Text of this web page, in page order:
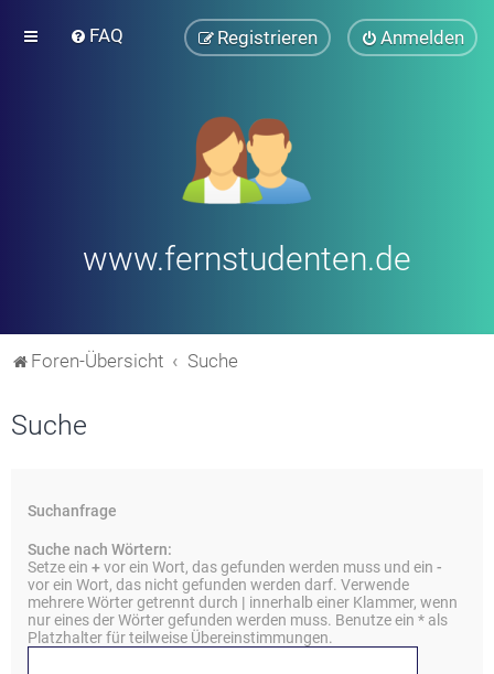
FAQ Anmelden
Registrieren
www.fernstudenten.de
Foren-Übersicht Suche
Suche
Suchanfrage
Suche nach Wörtern:
Setze ein +vor ein Wort, das gefunden werden muss und ein -
vor ein Wort, das nicht gefunden werden darf. Verwende
mehrere Wörter getrennt durch | innerhalb einer Klammer, wenn
nur eines der Wörter gefunden werden muss. Benutze ein * als
Platzhalter für teilweise Übereinstimmungen.